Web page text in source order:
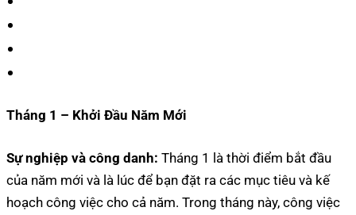
Tháng 1 – Khởi Đầu Năm Mới
Sự nghiệp và công danh: Tháng 1 là thời điểm bắt đầu
của năm mới và là lúc để bạn đặt ra các mục tiêu và kế
hoạch công việc cho cả năm. Trong tháng này, công việc